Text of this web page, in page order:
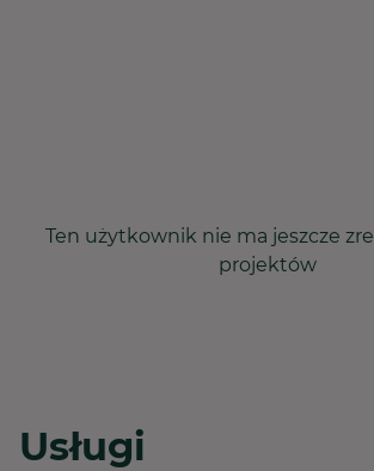
Ten użytkownik nie ma jeszcze
projektów
Usługi